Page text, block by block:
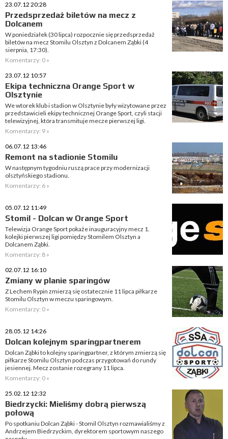
23.07.12 20:28
Przedsprzedaż biletów na mecz z
Dolcanem
W poniedziałek (30 lipca) rozpocznie się przedsprzedaż
biletów na mecz Stomilu Olsztyn z Dolcanem Ząbki (4
sierpnia, 17:30).
Komentarzy: 0 »
23.07.12 10:57
Ekipa techniczna Orange Sport w
Olsztynie
We wtorek klub i stadion w Olsztynie były wizytowane przez
przedstawicieli ekipy technicznej Orange Sport, czyli stacji
telewizyjnej, która transmituje mecze pierwszej ligi.
Komentarzy: 9 »
06.07.12 13:46
Remont na stadionie Stomilu
W następnym tygodniu ruszą prace przy modernizacji
olsztyńskiego stadionu.
Komentarzy: 6 »
05.07.12 11:49
Stomil - Dolcan w Orange Sport
Telewizja Orange Sport pokaże inauguracyjny mecz 1.
kolejki pierwszej ligi pomiędzy Stomilem Olsztyn a
Dolcanem Ząbki.
Komentarzy: 8 »
02.07.12 16:10
Zmiany w planie sparingów
Z Lechem Rypin zmierzą się ostatecznie 11 lipca piłkarze
Stomilu Olsztyn w meczu sparingowym.
Komentarzy: 0 »
28.05.12 14:26
Dolcan kolejnym sparingpartnerem
Dolcan Ząbki to kolejny sparingpartner, z którym zmierzą się
piłkarze Stomilu Olsztyn podczas przygotowań do rundy
jesiennej. Mecz zostanie rozegrany 11 lipca.
Komentarzy: 0 »
25.02.12 12:32
Biedrzycki: Mieliśmy dobrą pierwszą
połową
Po spotkaniu Dolcan Ząbki - Stomil Olsztyn rozmawialiśmy z
Andrzejem Biedrzyckim, dyrektorem sportowym naszego